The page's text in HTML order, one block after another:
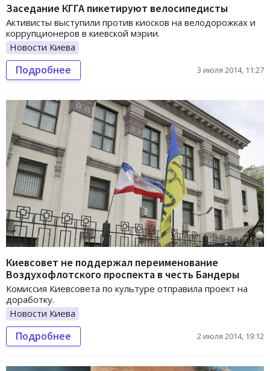
Заседание КГГА пикетируют велосипедисты
Активисты выступили против киосков на велодорожках и
коррупционеров в киевской мэрии.
Новости Киева
Подробнее 3 июля 2014, 11:27
Киевсовет не поддержал переименование
Воздухофлотского проспекта в честь Бандеры
Комиссия Киевсовета по культуре отправила проект на
доработку.
Новости Киева
Подробнее 2 июля 2014, 19:12